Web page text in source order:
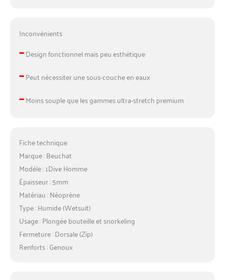
Inconvénients
–Design fonctionnel mais peu esthétique
–Peut nécessiter une sous-couche en eaux
–Moins souple que les gammes ultra-stretch premium
Fiche technique
Marque : Beuchat
Modèle : 1Dive Homme
Épaisseur : 5mm
Matériau : Néoprène
Type : Humide (Wetsuit)
Usage : Plongée bouteille et snorkeling
Fermeture : Dorsale (Zip)
Renforts : Genoux